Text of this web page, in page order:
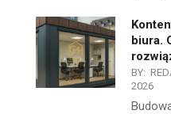
biura.
BY:
2026